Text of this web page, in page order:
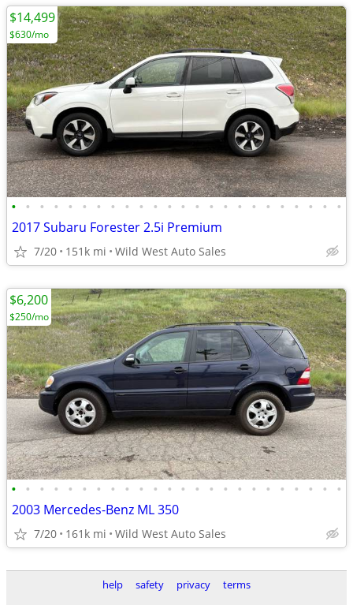
• • • • • • • • • • • • • • • • • • • • • • • •
2017 Subaru Forester 2.5i Premium
7/20 151k mi Wild West Auto Sales
$14,499
$630/mo
• • • • • • • • • • • • • • • • • • • • • • • •
2003 Mercedes-Benz ML 350
7/20 161k mi Wild West Auto Sales
$6,200
$250/mo
help safety privacy
terms